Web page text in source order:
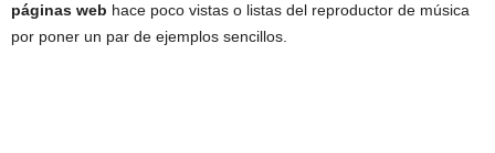
páginas web hace poco vistas o listas del reproductor de música
por poner un par de ejemplos sencillos.